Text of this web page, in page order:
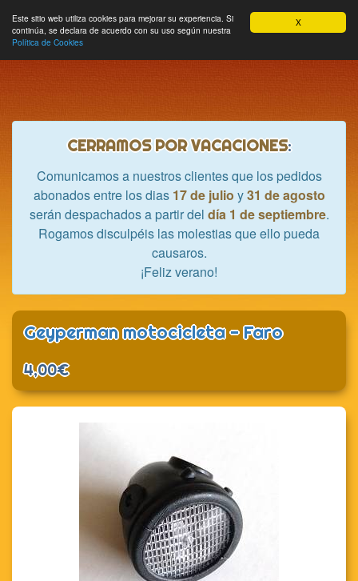
X
Este sitio web utiliza cookies para mejorar su experiencia. Si
continúa, se declara de acuerdo con su uso según nuestra
Política de Cookies
Hobbycrash Mi cuenta
CERRAMOS POR VACACIONES:
Comunicamos a nuestros clientes que los pedidos
abonados entre los dias 17 de julio y31 de agosto
serán despachados a partir del día 1 de septiembre.
Rogamos disculpéis las molestias que ello pueda
causaros.
¡Feliz verano!
Geyperman motocicleta - Faro
4,00€